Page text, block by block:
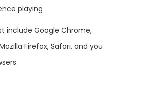
playing
include Google Chrome,
Firefox, Safari, and you